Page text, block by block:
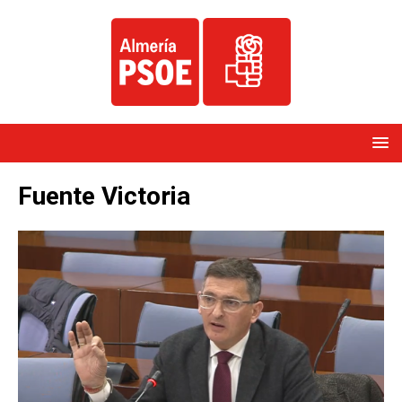
Fuente Victoria